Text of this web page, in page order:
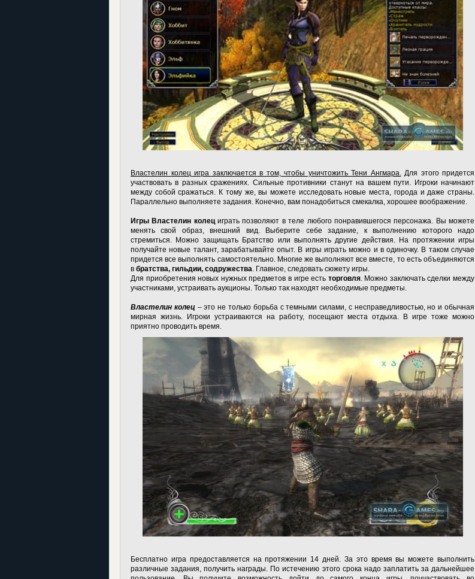
Властелин колец игра заключается в том, чтобы уничтожить Тени Ангмара.Для этого придется
участвовать в разных сражениях. Сильные противники станут на вашем пути. Игроки начинают
между собой сражаться. К тому же, вы можете исследовать новые места, города и даже страны.
Параллельно выполняете задания. Конечно, вам понадобиться смекалка, хорошее воображение.
Игры Властелин колециграть позволяют в теле любого понравившегося персонажа. Вы можете
менять свой образ, внешний вид. Выберите себе задание, к выполнению которого надо
стремиться. Можно защищать Братство или выполнять другие действия. На протяжении игры
получайте новые талант, зарабатывайте опыт. В игры играть можно и в одиночку. В таком случае
придется все выполнять самостоятельно. Многие же выполняют все вместе, то есть объединяются
в братства, гильдии, содружества. Главное, следовать сюжету игры.
Для приобретения новых нужных предметов в игре есть торговля. Можно заключать сделки между
участниками, устраивать аукционы. Только так находят необходимые предметы.
Властелин колец – это не только борьба с темными силами, с несправедливостью, но и обычная
мирная жизнь. Игроки устраиваются на работу, посещают места отдыха. В игре тоже можно
приятно проводить время.
Бесплатно игра предоставляется на протяжении 14 дней. За это время вы можете выполнить
различные задания, получить награды. По истечению этого срока надо заплатить за дальнейшее